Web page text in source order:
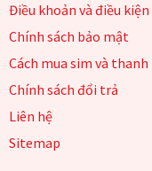
Điều khoản và điều
Chính sách bảo mật
Cách mua sim và
Chính sách đổi trả
Liên hệ
Sitemap